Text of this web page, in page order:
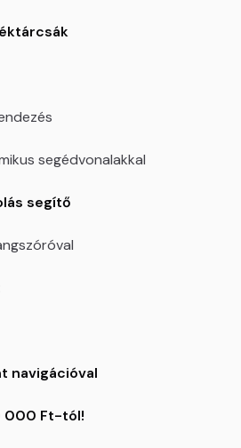
segédvonalakkal
segítő
navigációval
000 Ft-tól!